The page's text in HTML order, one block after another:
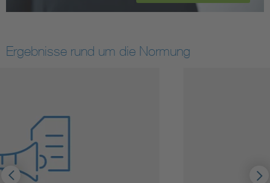
Ergebnisse rund um die Normung